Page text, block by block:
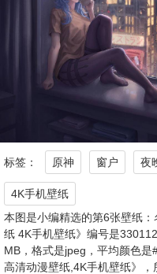
标签： 原神 窗户 夜
4K手机壁纸
本图是小编精选的第6张壁纸
纸 4K手机壁纸》编号是
MB，格式是jpeg，平均颜色
高清动漫壁纸,4K手机壁纸》